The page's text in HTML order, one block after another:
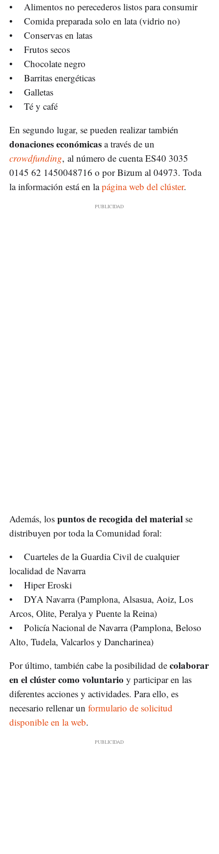
• Alimentos no perecederos listos para consumir
• Comida preparada solo en lata (vidrio no)
• Conservas en latas
• Frutos secos
• Chocolate negro
• Barritas energéticas
• Galletas
• Té y café
En segundo lugar, se pueden realizar también
donaciones económicas a través de un
crowdfunding, al número de cuenta ES40 3035
0145 62 1450048716 o por Bizum al 04973. Toda
la información está en lapágina web del clúster.
Además, los puntos de recogida del material se
distribuyen por toda la Comunidad foral:
• Cuarteles de la Guardia Civil de cualquier
localidad de Navarra
• Hiper Eroski
• DYA Navarra (Pamplona, Alsasua, Aoiz, Los
Arcos, Olite, Peralya y Puente la Reina)
• Policía Nacional de Navarra (Pamplona, Beloso
Alto, Tudela, Valcarlos y Dancharinea)
Por último, también cabe la posibilidad de colaborar
en el clúster como voluntario y participar en las
diferentes acciones y actividades. Para ello, es
necesario rellenar un formulario de solicitud
disponible en la web.